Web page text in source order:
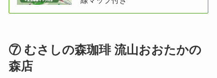
⑦ むさしの森珈琲 流山おおたかの
森店